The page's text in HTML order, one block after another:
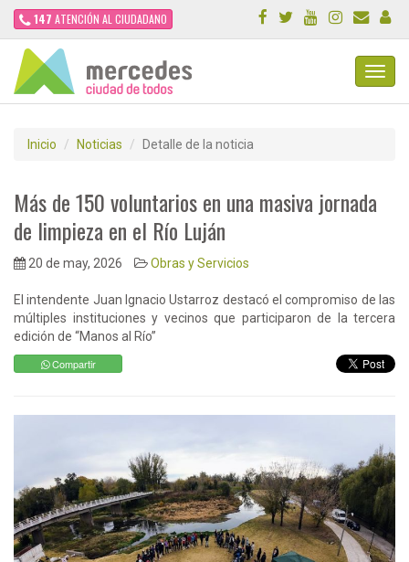
147 ATENCIÓN AL CIUDADANO
Inicio Noticias Detalle de la noticia
Más de 150 voluntarios en una masiva jornada
de limpieza en el Río Luján
20 de may, 2026 Obras y Servicios
El intendente Juan Ignacio Ustarroz destacó el compromiso de las
múltiples instituciones y vecinos que participaron de la tercera
edición de “Manos al Río”
Compartir